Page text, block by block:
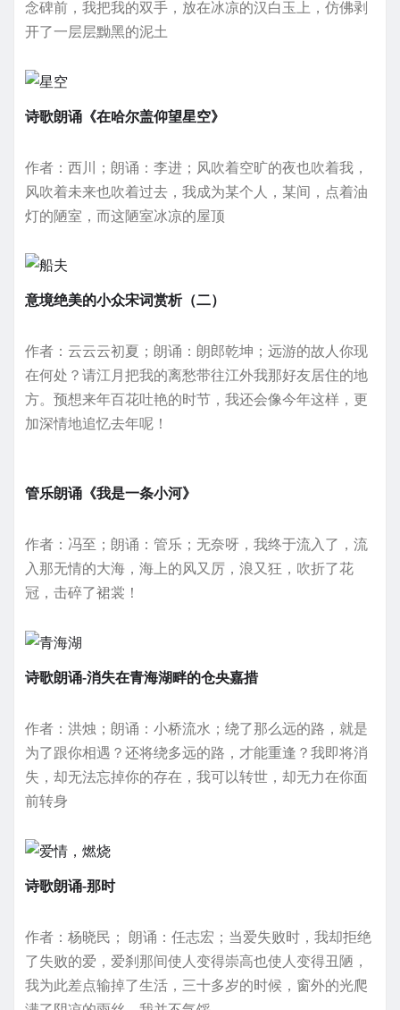
念碑前，我把我的双手，放在冰凉的汉白玉上，仿佛剥
开了一层层黝黑的泥土
诗歌朗诵《在哈尔盖仰望星空》
作者：西川；朗诵：李进；风吹着空旷的夜也吹着我，
风吹着未来也吹着过去，我成为某个人，某间，点着油
灯的陋室，而这陋室冰凉的屋顶
意境绝美的小众宋词赏析（二）
作者：云云云初夏；朗诵：朗郎乾坤；远游的故人你现
在何处？请江月把我的离愁带往江外我那好友居住的地
方。预想来年百花吐艳的时节，我还会像今年这样，更
加深情地追忆去年呢！
管乐朗诵《我是一条小河》
作者：冯至；朗诵：管乐；无奈呀，我终于流入了，流
入那无情的大海，海上的风又厉，浪又狂，吹折了花
冠，击碎了裙裳！
诗歌朗诵-消失在青海湖畔的仓央嘉措
作者：洪烛；朗诵：小桥流水；绕了那么远的路，就是
为了跟你相遇？还将绕多远的路，才能重逢？我即将消
失，却无法忘掉你的存在，我可以转世，却无力在你面
前转身
诗歌朗诵-那时
作者：杨晓民； 朗诵：任志宏；当爱失败时，我却拒绝
了失败的爱，爱刹那间使人变得崇高也使人变得丑陋，
我为此差点输掉了生活，三十多岁的时候，窗外的光爬